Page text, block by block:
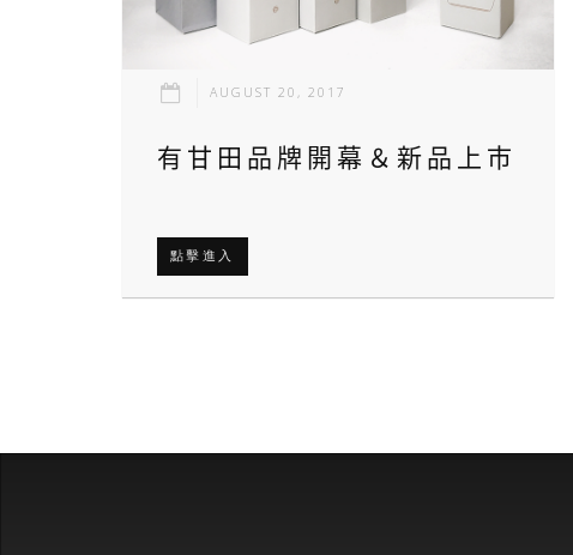
AUGUST 20, 2017
有甘田品牌開幕＆新品上市
點擊進入